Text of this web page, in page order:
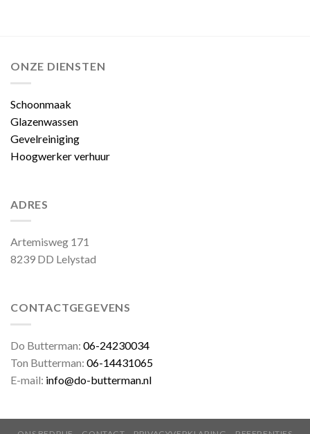
ONZE DIENSTEN
Schoonmaak
Glazenwassen
Gevelreiniging
Hoogwerker verhuur
ADRES
Artemisweg 171
8239 DD Lelystad
CONTACTGEGEVENS
Do Butterman: 06-24230034
Ton Butterman: 06-14431065
E-mail: info@do-butterman.nl